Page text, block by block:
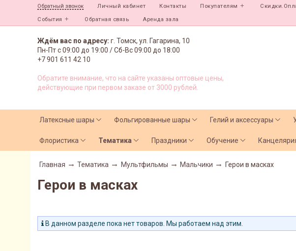
Обратный звонок Личный кабинет Контакты Покупателям
События Обратная связь Аренда зала
Ждём вас по адресу: г. Томск, ул. Гагарина, 10
Пн-Пт с09:00 до 19:00 /Сб-Вс 09:00 до 18:00
+7 901 611 42 10
Обратите внимание, что на сайте указаны оптовые цены,
действующие при первом заказе от 3000 рублей.
Латексные шары Фольгированные шары Гелий и аксессуары
Флористика Тематика Праздники Обучение
Главная Тематика Мультфильмы Мальчики Герои в масках
Герои в масках
В данном разделе пока нет товаров. Мы работаем над этим.